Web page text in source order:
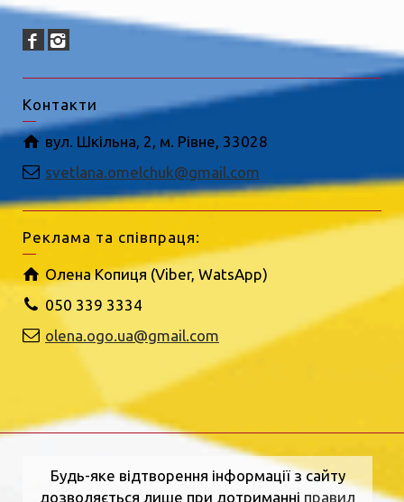
Контакти
вул. Шкільна, 2, м. Рівне, 33028
svetlana.omelchuk@gmail.com
Реклама та співпраця:
Олена Копиця (Viber, WatsApp)
050 339 3334
olena.ogo.ua@gmail.com
Будь-яке відтворення інформації з сайту
дозволяється лише при дотриманні правил